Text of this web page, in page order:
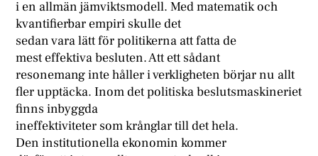
i en allmän jämviktsmodell. Med matematik och
kvantifierbar empiri skulle det
sedan vara lätt för politikerna att fatta de
mest effektiva besluten. Att ett sådant
resonemang inte håller i verkligheten börjar nu allt
fler upptäcka. Inom det politiska beslutsmaskineriet
finns inbyggda
ineffektiviteter som krånglar till det hela.
Den institutionella ekonomin kommer